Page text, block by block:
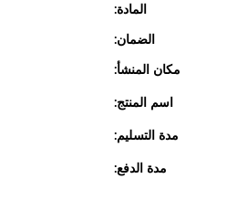
المادة:
الضمان:
مكان المنشأ:
اسم المنتج:
مدة التسليم:
مدة الدفع: